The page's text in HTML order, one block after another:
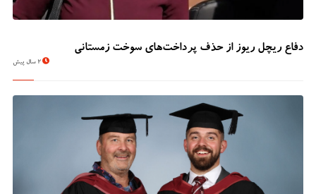
دفاع ریچل ریوز از حذف پرداخت‌های سوخت زمستانی
2 سال پیش